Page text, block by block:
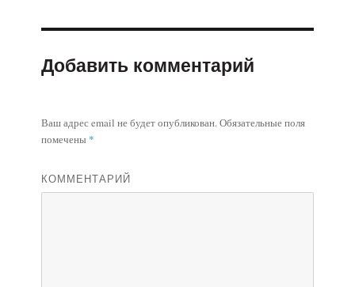
Добавить комментарий
Ваш адрес email не будет опубликован.Обязательные поля
помечены *
КОММЕНТАРИЙ